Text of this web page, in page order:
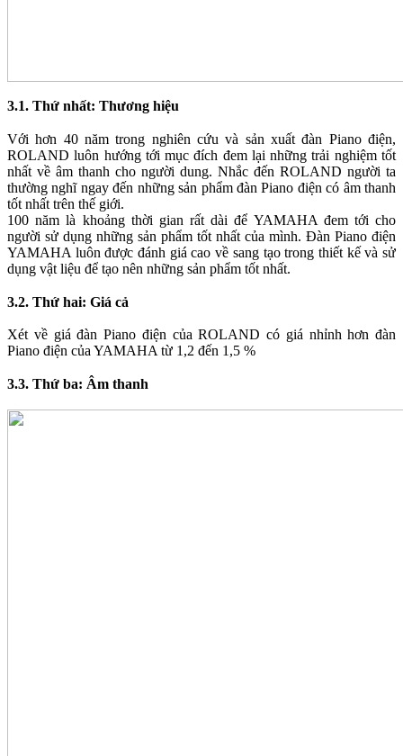
3.1. Thứ nhất: Thương hiệu
Với hơn 40 năm trong nghiên cứu và sản xuất đàn Piano điện,
ROLAND luôn hướng tới mục đích đem lại những trải nghiệm tốt
nhất về âm thanh cho người dung. Nhắc đến ROLAND người ta
thường nghĩ ngay đến những sản phẩm đàn Piano điện có âm thanh
tốt nhất trên thế giới.
100 năm là khoảng thời gian rất dài để YAMAHA đem tới cho
người sử dụng những sản phẩm tốt nhất của mình. Đàn Piano điện
YAMAHA luôn được đánh giá cao về sang tạo trong thiết kế và sử
dụng vật liệu để tạo nên những sản phẩm tốt nhất.
3.2. Thứ hai: Giá cả
Xét về giá đàn Piano điện của ROLAND có giá nhỉnh hơn đàn
Piano điện của YAMAHA từ 1,2 đến 1,5 %
3.3. Thứ ba: Âm thanh